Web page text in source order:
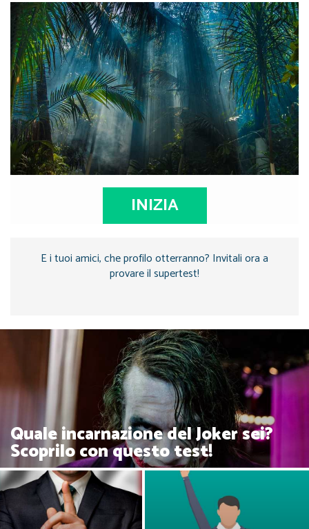
INIZIA
E i tuoi amici, che profilo otterranno? Invitali ora a
provare il supertest!
Quale incarnazione del Joker sei?
Scoprilo con questo test!